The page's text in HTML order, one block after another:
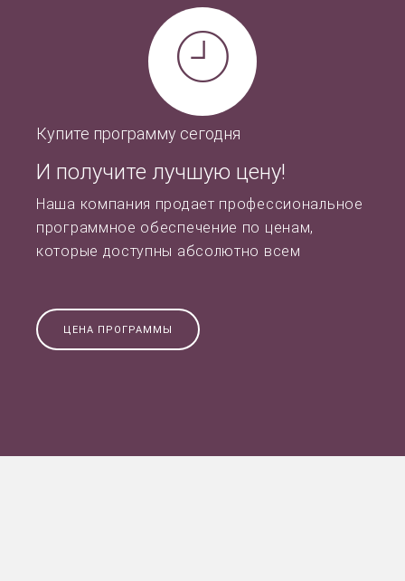
Купите программу сегодня
И получите лучшую цену!
Наша компания продает профессиональное
программное обеспечение по ценам,
которые доступны абсолютно всем
ЦЕНА ПРОГРАММЫ